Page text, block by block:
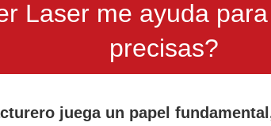
Laser me ayuda
precisas?
juega un papel